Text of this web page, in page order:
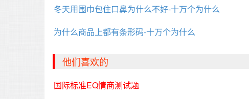
冬天用围巾包住口鼻为什么不好-十万个为什么
为什么商品上都有条形码-十万个为什么
他们喜欢的
国际标准EQ情商测试题